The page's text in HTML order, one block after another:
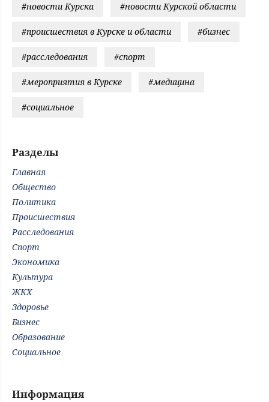
#новости Курска #новости Курской области
#происшествия в Курске и области #бизнес
#расследования #спорт
#мероприятия в Курске #медицина
#социальное
Разделы
Главная
Общество
Политика
Происшествия
Расследования
Спорт
Экономика
Культура
ЖКХ
Здоровье
Бизнес
Образование
Социальное
Информация